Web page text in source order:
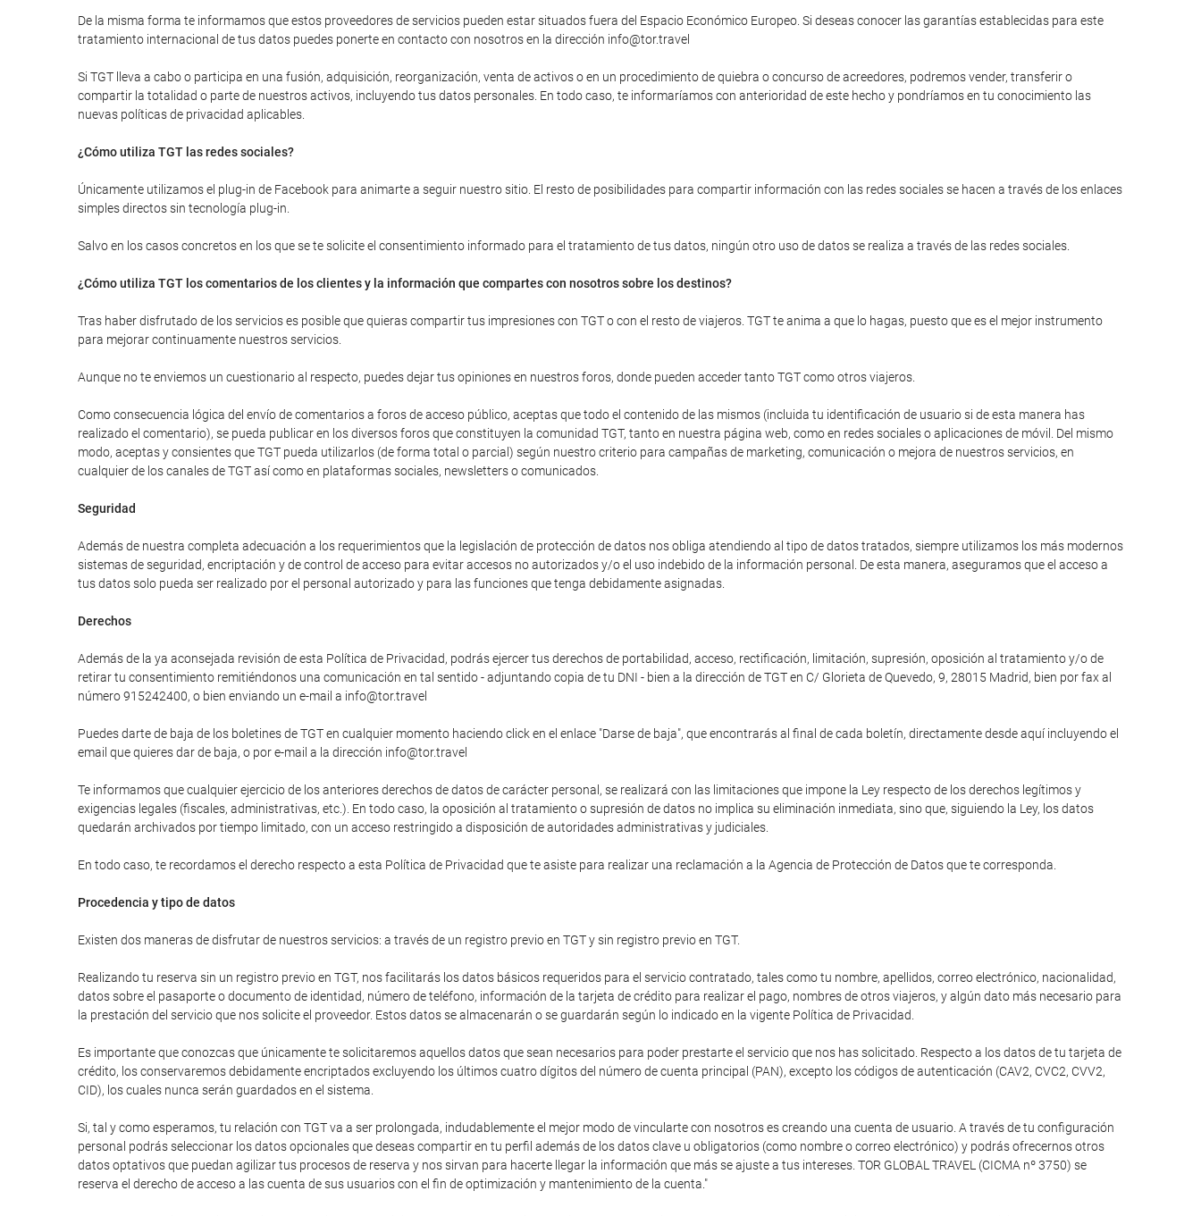
De la misma forma te informamos que estos proveedores de servicios pueden estar situados fuera del Espacio Económico Europeo. Si deseas conocer las garantías establecidas para este
tratamiento internacional de tus datos puedes ponerte en contacto con nosotros en la dirección info@tor.travel
Si TGT lleva a cabo o participa en una fusión, adquisición, reorganización, venta de activos o en un procedimiento de quiebra o concurso de acreedores, podremos vender, transferir o
compartir la totalidad o parte de nuestros activos, incluyendo tus datos personales. En todo caso, te informaríamos con anterioridad de este hecho y pondríamos en tu conocimiento las
nuevas políticas de privacidad aplicables.
¿Cómo utiliza TGT las redes sociales?
Únicamente utilizamos el plug-in de Facebook para animarte a seguir nuestro sitio. El resto de posibilidades para compartir información con las redes sociales se hacen a través de los enlaces
simples directos sin tecnología plug-in.
Salvo en los casos concretos en los que se te solicite el consentimiento informado para el tratamiento de tus datos, ningún otro uso de datos se realiza a través de las redes sociales.
¿Cómo utiliza TGT los comentarios de los clientes y la información que compartes con nosotros sobre los destinos?
Tras haber disfrutado de los servicios es posible que quieras compartir tus impresiones con TGT o con el resto de viajeros. TGT te anima a que lo hagas, puesto que es el mejor instrumento
para mejorar continuamente nuestros servicios.
Aunque no te enviemos un cuestionario al respecto, puedes dejar tus opiniones en nuestros foros, donde pueden acceder tanto TGT como otros viajeros.
Como consecuencia lógica del envío de comentarios a foros de acceso público, aceptas que todo el contenido de las mismos (incluida tu identificación de usuario si de esta manera has
realizado el comentario), se pueda publicar en los diversos foros que constituyen la comunidad TGT, tanto en nuestra página web, como en redes sociales o aplicaciones de móvil. Del mismo
modo, aceptas y consientes que TGT pueda utilizarlos (de forma total o parcial) según nuestro criterio para campañas de marketing, comunicación o mejora de nuestros servicios, en
cualquier de los canales de TGT así como en plataformas sociales, newsletters o comunicados.
Seguridad
Además de nuestra completa adecuación a los requerimientos que la legislación de protección de datos nos obliga atendiendo al tipo de datos tratados, siempre utilizamos los más modernos
sistemas de seguridad, encriptación y de control de acceso para evitar accesos no autorizados y/o el uso indebido de la información personal. De esta manera, aseguramos que el acceso a
tus datos solo pueda ser realizado por el personal autorizado y para las funciones que tenga debidamente asignadas.
Derechos
Además de la ya aconsejada revisión de esta Política de Privacidad, podrás ejercer tus derechos de portabilidad, acceso, rectificación, limitación, supresión, oposición al tratamiento y/o de
retirar tu consentimiento remitiéndonos una comunicación en tal sentido - adjuntando copia de tu DNI - bien a la dirección de TGT en C/ Glorieta de Quevedo, 9, 28015 Madrid, bien por fax al
número 915242400, o bien enviando un e-mail a info@tor.travel
Puedes darte de baja de los boletines de TGT en cualquier momento haciendo click en el enlace "Darse de baja", que encontrarás al final de cada boletín, directamente desde aquí incluyendo el
email que quieres dar de baja, o por e-mail a la dirección info@tor.travel
Te informamos que cualquier ejercicio de los anteriores derechos de datos de carácter personal, se realizará con las limitaciones que impone la Ley respecto de los derechos legítimos y
exigencias legales (fiscales, administrativas, etc.). En todo caso, la oposición al tratamiento o supresión de datos no implica su eliminación inmediata, sino que, siguiendo la Ley, los datos
quedarán archivados por tiempo limitado, con un acceso restringido a disposición de autoridades administrativas y judiciales.
En todo caso, te recordamos el derecho respecto a esta Política de Privacidad que te asiste para realizar una reclamación a la Agencia de Protección de Datos que te corresponda.
Procedencia y tipo de datos
Existen dos maneras de disfrutar de nuestros servicios: a través de un registro previo en TGT y sin registro previo en TGT.
Realizando tu reserva sin un registro previo en TGT, nos facilitarás los datos básicos requeridos para el servicio contratado, tales como tu nombre, apellidos, correo electrónico, nacionalidad,
datos sobre el pasaporte o documento de identidad, número de teléfono, información de la tarjeta de crédito para realizar el pago, nombres de otros viajeros, y algún dato más necesario para
la prestación del servicio que nos solicite el proveedor. Estos datos se almacenarán o se guardarán según lo indicado en la vigente Política de Privacidad.
Es importante que conozcas que únicamente te solicitaremos aquellos datos que sean necesarios para poder prestarte el servicio que nos has solicitado. Respecto a los datos de tu tarjeta de
crédito, los conservaremos debidamente encriptados excluyendo los últimos cuatro dígitos del número de cuenta principal (PAN), excepto los códigos de autenticación (CAV2, CVC2, CVV2,
CID), los cuales nunca serán guardados en el sistema.
Si, tal y como esperamos, tu relación con TGT va a ser prolongada, indudablemente el mejor modo de vincularte con nosotros es creando una cuenta de usuario. A través de tu configuración
personal podrás seleccionar los datos opcionales que deseas compartir en tu perfil además de los datos clave u obligatorios (como nombre o correo electrónico) y podrás ofrecernos otros
datos optativos que puedan agilizar tus procesos de reserva y nos sirvan para hacerte llegar la información que más se ajuste a tus intereses. TOR GLOBAL TRAVEL (CICMA nº 3750) se
reserva el derecho de acceso a las cuenta de sus usuarios con el fin de optimización y mantenimiento de la cuenta."